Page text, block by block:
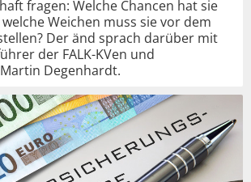
fragen: Welche Chancen hat sie
Weichen muss sie vor dem
Der änd sprach darüber mit
der FALK-KVen und
Degenhardt.